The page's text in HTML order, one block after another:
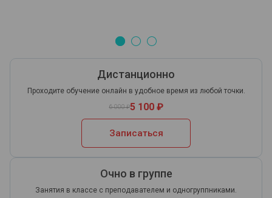
Дистанционно
Проходите обучение онлайн в удобное время из любой точки.
6 000 ₽5 100 ₽
Записаться
Очно в группе
Занятия в классе с преподавателем и одногруппниками.